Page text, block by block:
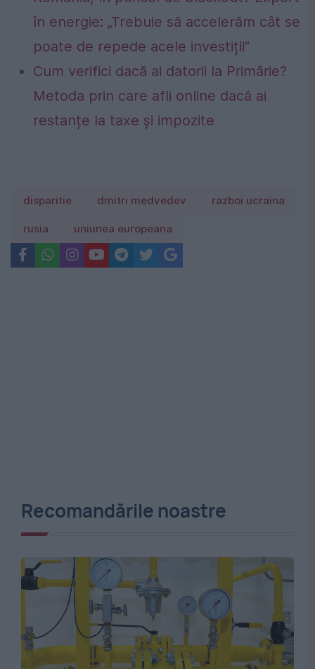
în energie: „Trebuie să accelerăm cât se
poate de repede acele investiții”
Cum verifici dacă ai datorii la Primărie?
Metoda prin care afli online dacă ai
restanțe la taxe și impozite
disparitie dmitri medvedev razboi ucraina
rusia uniunea europeana
Recomandările noastre